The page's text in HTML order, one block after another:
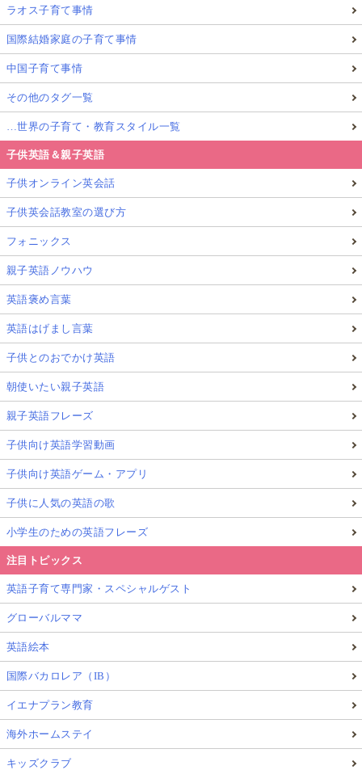
ラオス子育て事情
国際結婚家庭の子育て事情
中国子育て事情
その他のタグ一覧
…世界の子育て・教育スタイル一覧
子供英語＆親子英語
子供オンライン英会話
子供英会話教室の選び方
フォニックス
親子英語ノウハウ
英語褒め言葉
英語はげまし言葉
子供とのおでかけ英語
朝使いたい親子英語
親子英語フレーズ
子供向け英語学習動画
子供向け英語ゲーム・アプリ
子供に人気の英語の歌
小学生のための英語フレーズ
注目トピックス
英語子育て専門家・スペシャルゲスト
グローバルママ
英語絵本
国際バカロレア（IB）
イエナプラン教育
海外ホームステイ
キッズクラブ